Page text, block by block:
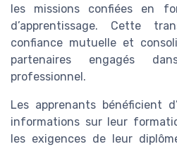
les missions confiées en
d’apprentissage. Cette
confiance mutuelle et
partenaires engagés
professionnel.
Les apprenants bénéficient
informations sur leur
les exigences de leur